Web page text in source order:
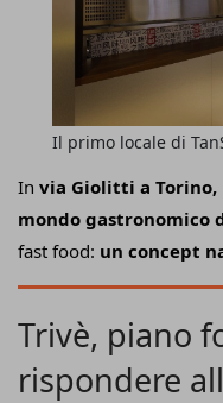
In via Giolitti a Torino,
mondo gastronomico
fast food: un concept
partire dal layout che
affascinante delle
asiatiche, dai graffiti ai
che diventa parte
Il primo locale di
Trivè, piano
rispondere